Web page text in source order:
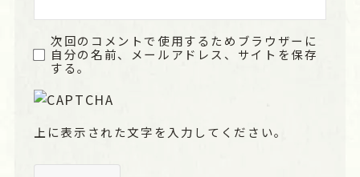
次回のコメントで使用するためブラウザーに
自分の名前、メールアドレス、サイトを保存
する。
上に表示された文字を入力してください。